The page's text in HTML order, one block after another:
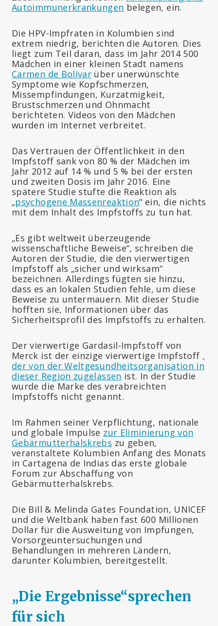
Autoimmunerkrankungen belegen, ein.
Die HPV-Impfraten in Kolumbien sind
extrem niedrig, berichten die Autoren. Dies
liegt zum Teil daran, dass im Jahr 2014 500
Mädchen in einer kleinen Stadt namens
Carmen de Bolivar über unerwünschte
Symptome wie Kopfschmerzen,
Missempfindungen, Kurzatmigkeit,
Brustschmerzen und Ohnmacht
berichteten. Videos von den Mädchen
wurden im Internet verbreitet.
Das Vertrauen der Öffentlichkeit in den
Impfstoff sank von 80 % der Mädchen im
Jahr 2012 auf 14 % und 5 % bei der ersten
und zweiten Dosis im Jahr 2016. Eine
spätere Studie stufte die Reaktion als
„psychogene Massenreaktion“ ein, die nichts
mit dem Inhalt des Impfstoffs zu tun hat.
„Es gibt weltweit überzeugende
wissenschaftliche Beweise“, schreiben die
Autoren der Studie, die den vierwertigen
Impfstoff als „sicher und wirksam“
bezeichnen. Allerdings fügten sie hinzu,
dass es an lokalen Studien fehle, um diese
Beweise zu untermauern. Mit dieser Studie
hofften sie, Informationen über das
Sicherheitsprofil des Impfstoffs zu erhalten.
Der vierwertige Gardasil-Impfstoff von
Merck ist der einzige vierwertige Impfstoff ,
der von der Weltgesundheitsorganisation in
dieser Region zugelassen ist. In der Studie
wurde die Marke des verabreichten
Impfstoffs nicht genannt.
Im Rahmen seiner Verpflichtung, nationale
und globale Impulse zur Eliminierung von
Gebärmutterhalskrebs zu geben,
veranstaltete Kolumbien Anfang des Monats
in Cartagena de Indias das erste globale
Forum zur Abschaffung von
Gebärmutterhalskrebs.
Die Bill & Melinda Gates Foundation, UNICEF
und die Weltbank haben fast 600 Millionen
Dollar für die Ausweitung von Impfungen,
Vorsorgeuntersuchungen und
Behandlungen in mehreren Ländern,
darunter Kolumbien, bereitgestellt.
„Die Ergebnisse“sprechen
für sich